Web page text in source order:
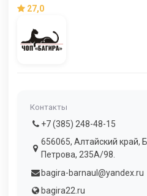
27,0
Контакты
+7 (385) 248-48-15
656065, Алтайский край,
Петрова, 235А/98.
bagira-barnaul@yandex.ru
bagira22.ru